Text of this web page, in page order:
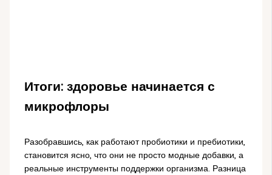
Итоги: здоровье начинается с
микрофлоры
Разобравшись, как работают пробиотики и пребиотики,
становится ясно, что они не просто модные добавки, а
реальные инструменты поддержки организма. Разница